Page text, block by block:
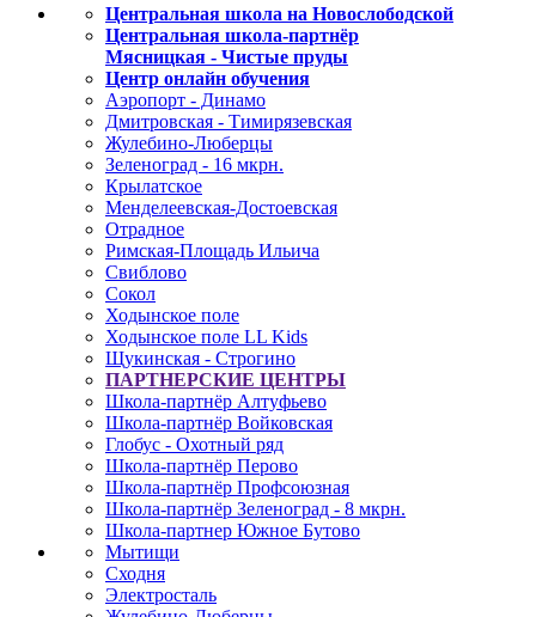
Центральная школа на Новослободской
Центральная школа-партнёр
Мясницкая - Чистые пруды
Центр онлайн обучения
Аэропорт - Динамо
Дмитровская - Тимирязевская
Жулебино-Люберцы
Зеленоград - 16 мкрн.
Крылатское
Менделеевская-Достоевская
Отрадное
Римская-Площадь Ильича
Свиблово
Сокол
Ходынское поле
Ходынское поле LL Kids
Щукинская - Строгино
ПАРТНЕРСКИЕ ЦЕНТРЫ
Школа-партнёр Алтуфьево
Школа-партнёр Войковская
Глобус - Охотный ряд
Школа-партнёр Перово
Школа-партнёр Профсоюзная
Школа-партнёр Зеленоград - 8 мкрн.
Школа-партнер Южное Бутово
Мытищи
Сходня
Электросталь